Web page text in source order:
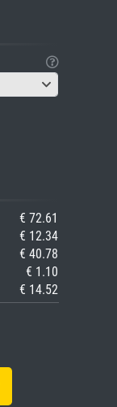
€ 72.61
€ 12.34
€ 40.78
€ 1.10
€ 14.52